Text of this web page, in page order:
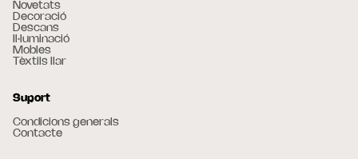
Novetats
Decoració
Descans
Il·luminació
Mobles
Tèxtils llar
Suport
Condicions generals
Contacte